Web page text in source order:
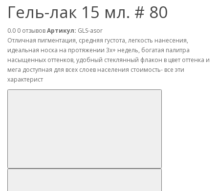
Гель-лак 15 мл. # 80
0.0 0 отзывовАртикул: GLS-asor
Отличная пигментация, средняя густота, легкость нанесения,
идеальная носка на протяжении 3х+ недель, богатая палитра
насыщенных оттенков, удобный стеклянный флакон в цвет оттенка и
мега доступная для всех слоев населения стоимость- все эти
характерист